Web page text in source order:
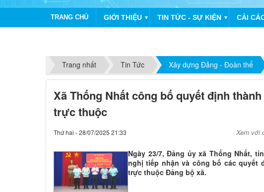
TRANG CHỦ GIỚI THIỆU ▼ TIN TỨC - SỰ KIỆN ▼ CẢI
Trang nhất
Tin Tức Xây dựng Đảng - Đoàn thể
Xã Thống Nhất công bố quyết định
trực thuộc
Thứ hai - 28/07/2025 21:33 Xem với
Ngày 23/7, Đảng ủy xã Thống Nhất,
nghị tiếp nhận và công bố các quyết
trực thuộc Đảng bộ xã.